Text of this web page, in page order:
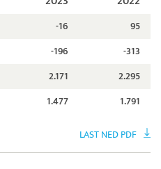
-16
95
-196
-313
2.171
2.295
1.477 1.791
LAST NED PDF